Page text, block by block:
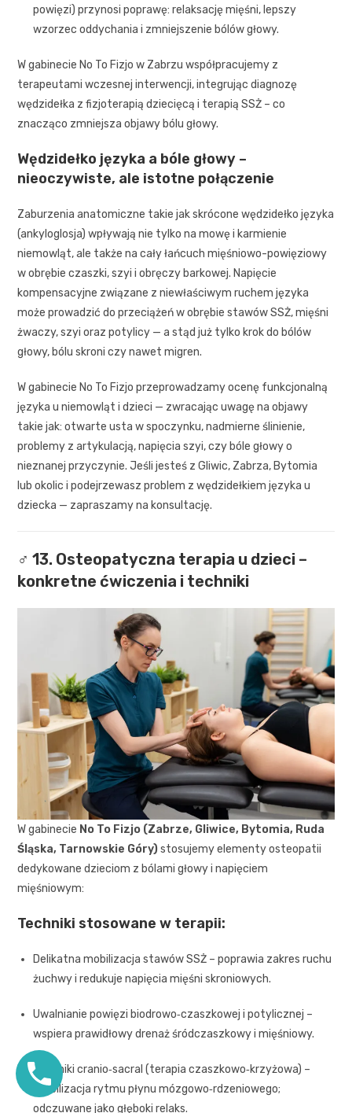
powięzi) przynosi poprawę: relaksację mięśni, lepszy
wzorzec oddychania i zmniejszenie bólów głowy.
W gabinecie No To Fizjo w Zabrzu współpracujemy z
terapeutami wczesnej interwencji, integrując diagnozę
wędzidełka z fizjoterapią dziecięcą i terapią SSŻ – co
znacząco zmniejsza objawy bólu głowy.
Wędzidełko języka a bóle głowy –
nieoczywiste, ale istotne połączenie
Zaburzenia anatomiczne takie jak skrócone wędzidełko języka
(ankyloglosja) wpływają nie tylko na mowę i karmienie
niemowląt, ale także na cały łańcuch mięśniowo-powięziowy
w obrębie czaszki, szyi i obręczy barkowej. Napięcie
kompensacyjne związane z niewłaściwym ruchem języka
może prowadzić do przeciążeń w obrębie stawów SSŻ, mięśni
żwaczy, szyi oraz potylicy — a stąd już tylko krok do bólów
głowy, bólu skroni czy nawet migren.
W gabinecie No To Fizjo przeprowadzamy ocenę funkcjonalną
języka u niemowląt i dzieci — zwracając uwagę na objawy
takie jak: otwarte usta w spoczynku, nadmierne ślinienie,
problemy z artykulacją, napięcia szyi, czy bóle głowy o
nieznanej przyczynie. Jeśli jesteś z Gliwic, Zabrza, Bytomia
lub okolic i podejrzewasz problem z wędzidełkiem języka u
dziecka — zapraszamy na konsultację.
‍♂️ 13. Osteopatyczna terapia u dzieci –
konkretne ćwiczenia i techniki
W gabinecie No To Fizjo (Zabrze, Gliwice, Bytomia, Ruda
Śląska, Tarnowskie Góry)stosujemy elementy osteopatii
dedykowane dzieciom z bólami głowy i napięciem
mięśniowym:
Techniki stosowane w terapii:
Delikatna mobilizacja stawów SSŻ – poprawia zakres ruchu
żuchwy i redukuje napięcia mięśni skroniowych.
Uwalnianie powięzi biodrowo‑czaszkowej i potylicznej –
wspiera prawidłowy drenaż śródczaszkowy i mięśniowy.
Techniki cranio‑sacral (terapia czaszkowo‑krzyżowa) –
stabilizacja rytmu płynu mózgowo‑rdzeniowego;
odczuwane jako głęboki relaks.